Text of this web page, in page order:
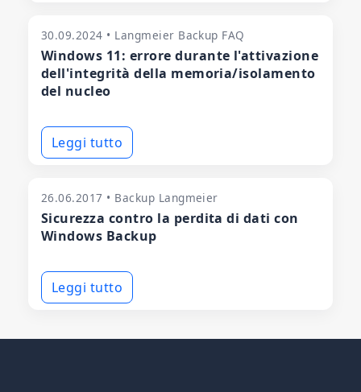
30.09.2024 • Langmeier Backup FAQ
Windows 11: errore durante l'attivazione
dell'integrità della memoria/isolamento
del nucleo
Leggi tutto
26.06.2017 • Backup Langmeier
Sicurezza contro la perdita di dati con
Windows Backup
Leggi tutto